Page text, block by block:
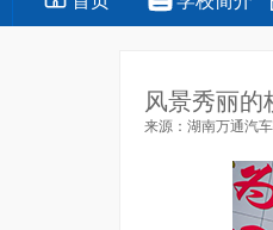
风景秀丽的
来源：湖南万通汽